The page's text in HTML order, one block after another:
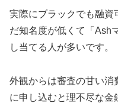
実際にブラックでも融資
だ知名度が低くて「Ash
し当てる人が多いです。
外観からは審査の甘い消
に申し込むと理不尽な金